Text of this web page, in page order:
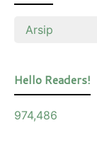
Hello Readers!
974,486